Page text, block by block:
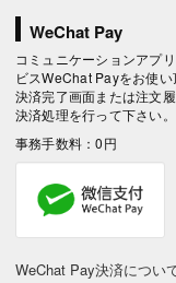
WeChat Pay
コミュニケーションアプ
ビスWeChat Payをお使い
決済完了画面または注文
決済処理を行って下さい。
事務手数料：0円
WeChat Pay決済につい